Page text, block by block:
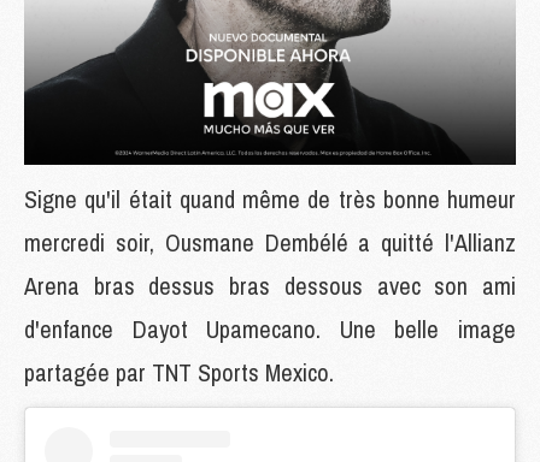
Signe qu'il était quand même de très bonne humeur
mercredi soir, Ousmane Dembélé a quitté l'Allianz
Arena bras dessus bras dessous avec son ami
d'enfance Dayot Upamecano. Une belle image
partagée par TNT Sports Mexico.